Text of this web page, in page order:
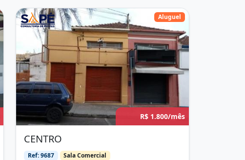
Aluguel
R$ 1.800/mês
CENTRO
Ref: 9687 Sala Comercial